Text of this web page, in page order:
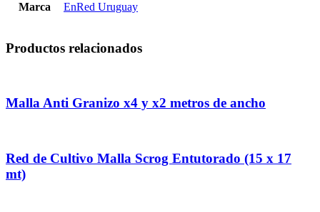
Marca EnRed Uruguay
Productos relacionados
Malla Anti Granizo x4 y x2 metros de ancho
Red de Cultivo Malla Scrog Entutorado (15 x 17
mt)